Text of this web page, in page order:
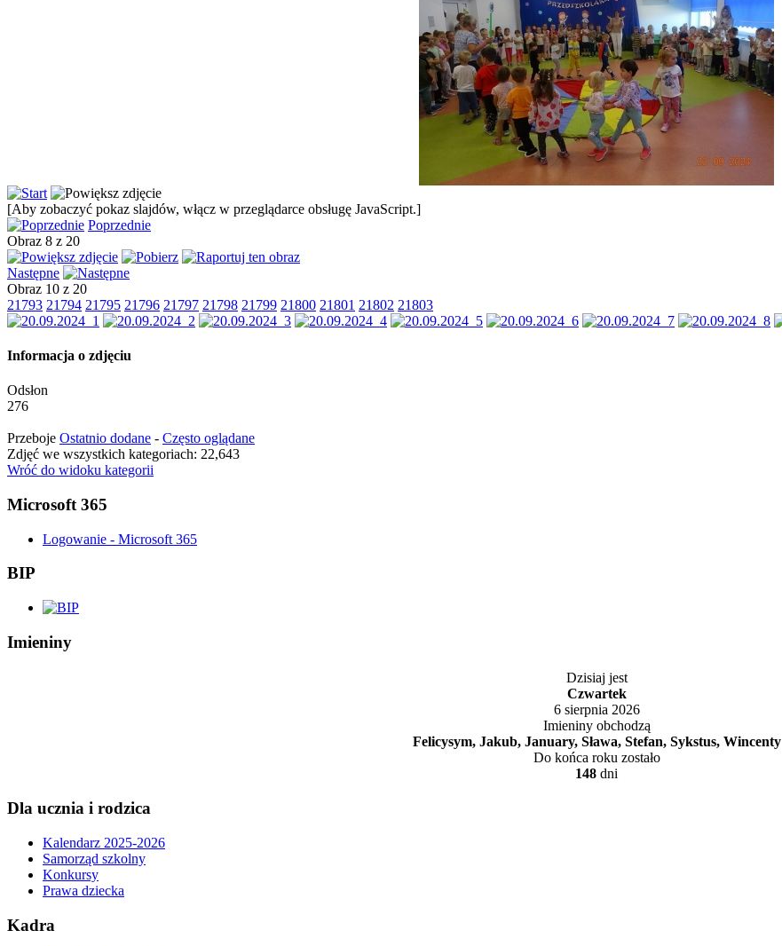
[Aby zobaczyć pokaz slajdów, włącz w przeglądarce obsługę JavaScript.]
Poprzednie
Obraz 8 z 20
Następne
Obraz 10 z 20
21793 21794 21795 21796 21797 21798 21799 21800 21801 21802 21803
Informacja o zdjęciu
Odsłon
276
Przeboje Ostatnio dodane - Często oglądane
Zdjęć we wszystkich kategoriach: 22,643
Wróć do widoku kategorii
Microsoft 365
Logowanie - Microsoft 365
BIP
Imieniny
Dzisiaj jest
Czwartek
6 sierpnia 2026
Imieniny obchodzą
Felicysym, Jakub, January, Sława, Stefan, Sykstus, Wincenty
Do końca roku zostało
148 dni
Dla ucznia i rodzica
Kalendarz 2025-2026
Samorząd szkolny
Konkursy
Prawa dziecka
Kadra